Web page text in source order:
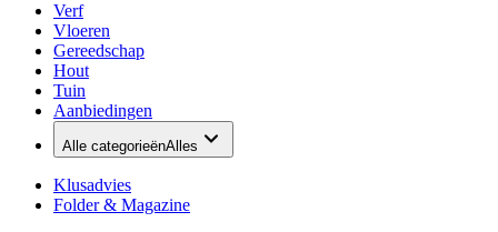
Verf
Vloeren
Gereedschap
Hout
Tuin
Aanbiedingen
Alle categorieënAlles
Klusadvies
Folder & Magazine